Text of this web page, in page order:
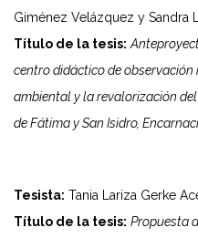
Giménez Velázquez y Sandra
Título de la tesis:
centro didáctico de
ambiental y la revalorización
de Fátima y San Isidro,
Tesista: Tania Lariza Gerke
Título de la tesis: Propuesta